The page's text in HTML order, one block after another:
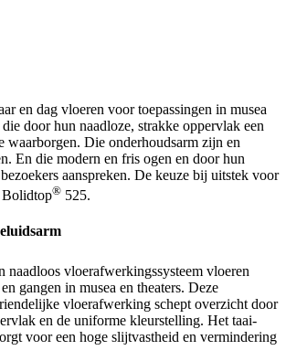
en dag vloeren voor toepassingen in musea
door hun naadloze, strakke oppervlak een
waarborgen. Die onderhoudsarm zijn en
En die modern en fris ogen en door hun
aanspreken. De keuze bij uitstek voor
Bolidtop® 525.
naadloos vloerafwerkingssysteem vloeren
gangen in musea en theaters. Deze
vloerafwerking schept overzicht door
en de uniforme kleurstelling. Het taai-
voor een hoge slijtvastheid en vermindering